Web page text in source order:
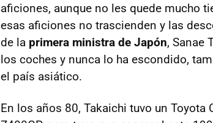
aficiones, aunque no les quede mucho
esas aficiones no trascienden y las
de la primera ministra de Japón, Sanae
los coches y nunca lo ha escondido,
el país asiático.
En los años 80, Takaichi tuvo un